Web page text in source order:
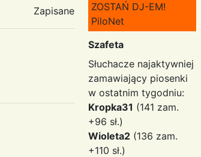
Zapisane
ZOSTAŃ DJ-EM!
PiloNet
Szafeta
Słuchacze najaktywniej
zamawiający piosenki
w ostatnim tygodniu:
Kropka31 (141 zam.
+96 sł.)
Wioleta2 (136 zam.
+110 sł.)